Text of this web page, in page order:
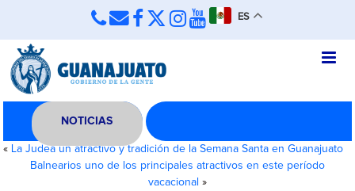
ES
NOTICIAS
« La Judea un atractivo y tradición de la Semana Santa en Guanajuato
Balnearios uno de los principales atractivos en este período
vacacional »